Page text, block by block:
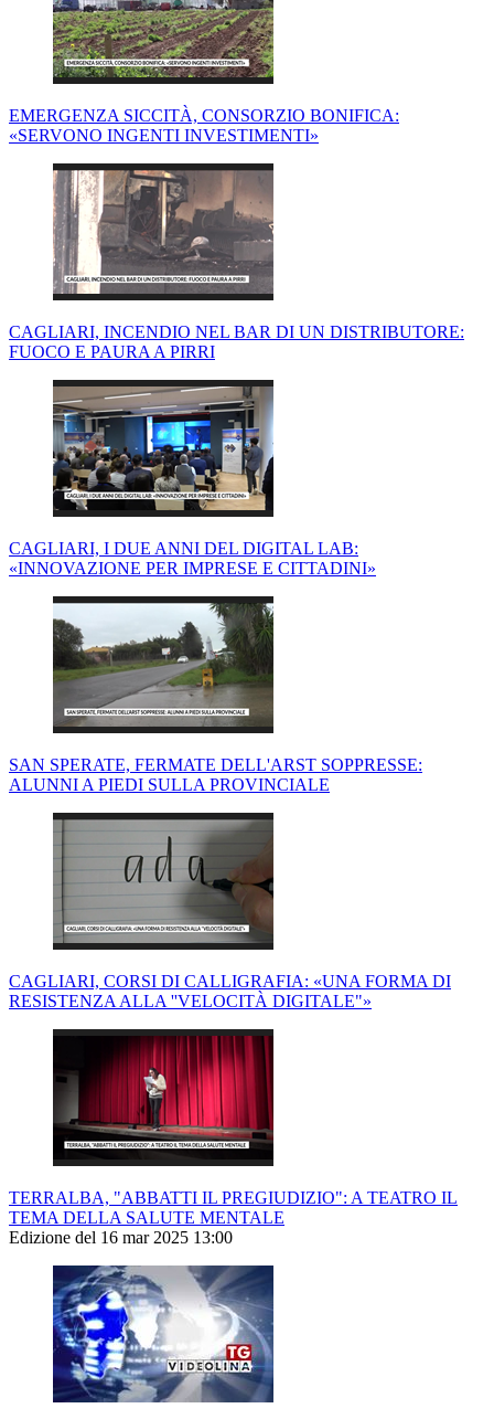
EMERGENZA SICCITÀ, CONSORZIO BONIFICA:
«SERVONO INGENTI INVESTIMENTI»
CAGLIARI, INCENDIO NEL BAR DI UN DISTRIBUTORE:
FUOCO E PAURA A PIRRI
CAGLIARI, I DUE ANNI DEL DIGITAL LAB:
«INNOVAZIONE PER IMPRESE E CITTADINI»
SAN SPERATE, FERMATE DELL'ARST SOPPRESSE:
ALUNNI A PIEDI SULLA PROVINCIALE
CAGLIARI, CORSI DI CALLIGRAFIA: «UNA FORMA DI
RESISTENZA ALLA ''VELOCITÀ DIGITALE"»
TERRALBA, "ABBATTI IL PREGIUDIZIO": A TEATRO IL
TEMA DELLA SALUTE MENTALE
Edizione del 16 mar 2025 13:00